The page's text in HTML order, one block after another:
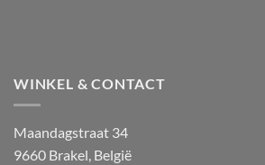
WINKEL & CONTACT
Maandagstraat 34
9660 Brakel, België